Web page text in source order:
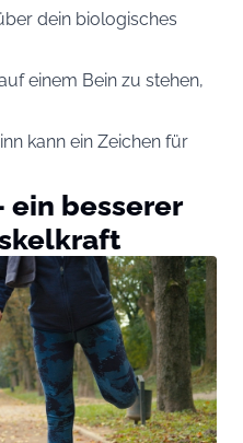
dein biologisches
einem Bein zu stehen,
kann ein Zeichen für
besserer